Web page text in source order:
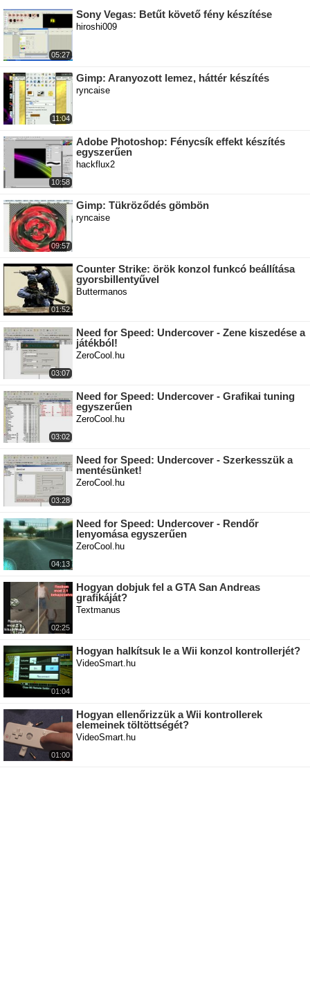
05:27
Sony Vegas: Betűt követő fény készítése
hiroshi009
11:04
Gimp: Aranyozott lemez, háttér készítés
ryncaise
10:58
Adobe Photoshop: Fénycsík effekt készítés
egyszerűen
hackflux2
09:57
Gimp: Tükröződés gömbön
ryncaise
01:52
Counter Strike: örök konzol funkcó beállítása
gyorsbillentyűvel
Buttermanos
03:07
Need for Speed: Undercover - Zene kiszedése a
játékból!
ZeroCool.hu
03:02
Need for Speed: Undercover - Grafikai tuning
egyszerűen
ZeroCool.hu
03:28
Need for Speed: Undercover - Szerkesszük a
mentésünket!
ZeroCool.hu
04:13
Need for Speed: Undercover - Rendőr
lenyomása egyszerűen
ZeroCool.hu
02:25
Hogyan dobjuk fel a GTA San Andreas
grafikáját?
Textmanus
01:04
Hogyan halkítsuk le a Wii konzol kontrollerjét?
VideoSmart.hu
01:00
Hogyan ellenőrizzük a Wii kontrollerek
elemeinek töltöttségét?
VideoSmart.hu